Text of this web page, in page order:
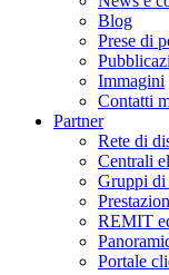
Blog
Prese di
Immagini
Contatti
Partner
Rete di
Centrali
Gruppi
REMIT
Portale